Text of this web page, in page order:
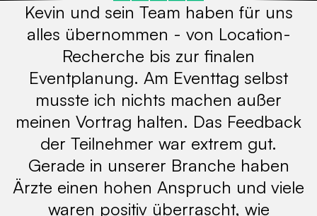
Kevin und sein Team haben für uns
alles übernommen - von Location-
Recherche bis zur finalen
Eventplanung. Am Eventtag selbst
musste ich nichts machen außer
meinen Vortrag halten. Das Feedback
der Teilnehmer war extrem gut.
Gerade in unserer Branche haben
Ärzte einen hohen Anspruch und viele
waren positiv überrascht, wie